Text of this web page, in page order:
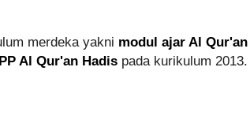
merdeka yakni modul ajar Al Qur'an
Al Qur'an Hadis pada kurikulum 2013.